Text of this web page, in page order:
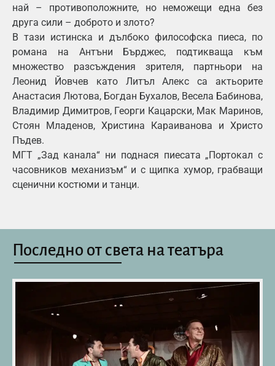
най – противоположните, но неможещи една без
друга сили – доброто и злото?
В тази истинска и дълбоко философска пиеса, по
романа на Антъни Бърджес, подтикваща към
множество разсъждения зрителя, партньори на
Леонид Йовчев като Литъл Алекс са актьорите
Анастасия Лютова, Богдан Бухалов, Весела Бабинова,
Владимир Димитров, Георги Кацарски, Мак Маринов,
Стоян Младенов, Христина Караиванова и Христо
Пъдев.
МГТ „Зад канала“ ни поднася пиесата „Портокал с
часовников механизъм“ и с щипка хумор, грабващи
сценични костюми и танци.
Последно от света на театъра